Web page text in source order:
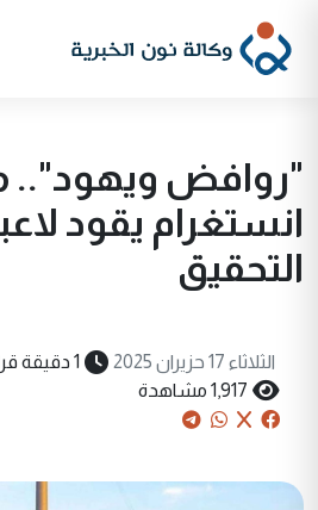
"روافض ويهود"..
انستغرام يقود
التحقيق
الثلاثاء 17 حزيران 2025 1 دقيقة قراءة
1,917 مشاهدة